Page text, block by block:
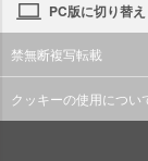
PC版に切り替え
禁無断複写転載
クッキーの使用につい